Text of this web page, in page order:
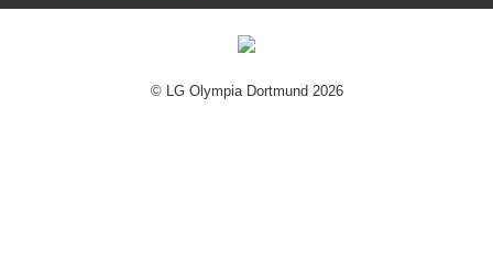
© LG Olympia Dortmund 2026